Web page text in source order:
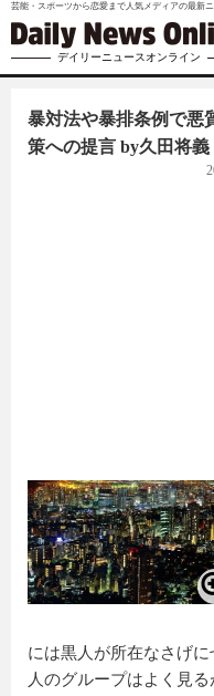
芸能・スポーツから恋愛まで人気メディアの最新
デイリーニュースオンライン
暴対法や暴排条例で悪
策への提言 by久田将義
には黒人が所在なさげ
人のグループはよく見